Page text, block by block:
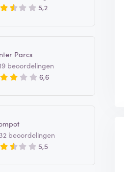
5,2
Parcs
beoordelingen
6,6
32 beoordelingen
5,5